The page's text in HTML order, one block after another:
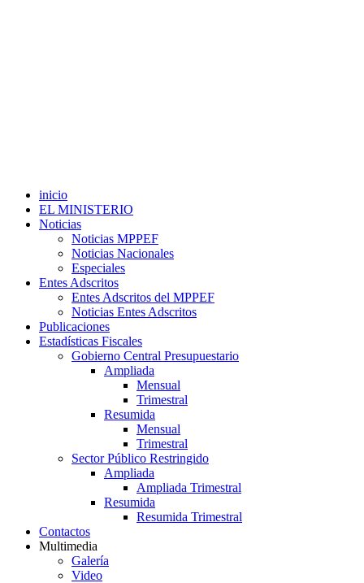
inicio
EL MINISTERIO
Noticias
Noticias MPPEF
Noticias Nacionales
Especiales
Entes Adscritos
Entes Adscritos del MPPEF
Noticias Entes Adscritos
Publicaciones
Estadísticas Fiscales
Gobierno Central Presupuestario
Ampliada
Mensual
Trimestral
Resumida
Mensual
Trimestral
Sector Público Restringido
Ampliada
Ampliada Trimestral
Resumida
Resumida Trimestral
Contactos
Multimedia
Galería
Video